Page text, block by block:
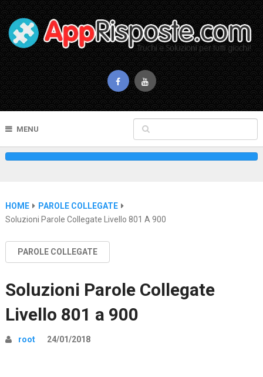
MENU
HOME
PAROLE COLLEGATE
Soluzioni Parole Collegate Livello 801 A 900
PAROLE COLLEGATE
Soluzioni Parole Collegate
Livello 801 a 900
root 24/01/2018